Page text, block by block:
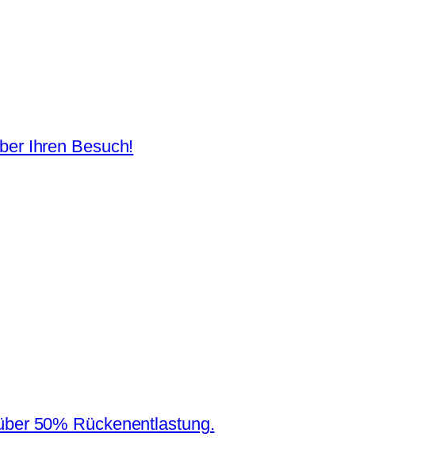
Ihren Besuch!